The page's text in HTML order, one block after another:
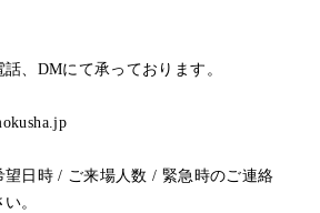
、DMにて承っております。
日時 / ご来場人数 / 緊急時のご連絡
。